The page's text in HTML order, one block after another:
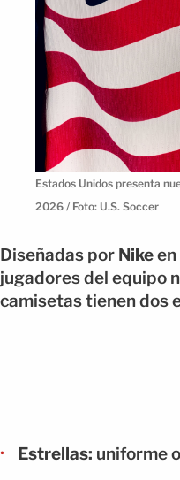
Estados Unidos presenta
2026 / Foto: U.S. Soccer
Diseñadas por Nike
jugadores del equipo
camisetas tienen dos
Estrellas: uniforme